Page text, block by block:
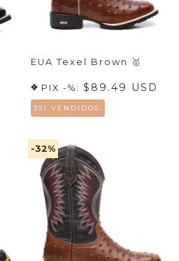
EUA Texel Brown 🥇
PIX -%: $89.49 USD
391 VENDIDOS.
-32%